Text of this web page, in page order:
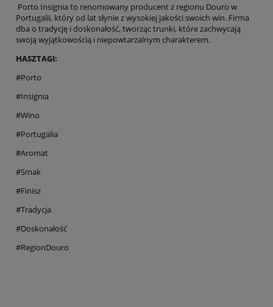
Porto Insignia to renomowany producent z regionu Douro w
Portugalii, który od lat słynie z wysokiej jakości swoich win. Firma
dba o tradycję i doskonałość, tworząc trunki, które zachwycają
swoją wyjątkowością i niepowtarzalnym charakterem.
HASZTAGI:
#Porto
#Insignia
#Wino
#Portugalia
#Aromat
#Smak
#Finisz
#Tradycja
#Doskonałość
#RegionDouro